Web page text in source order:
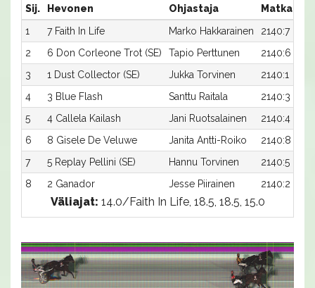
Sij. Hevonen Ohjastaja
1
7 Faith In Life Marko Hakkarainen
2140:7
2
6 Don Corleone Trot (SE) Tapio Perttunen
2140:6
3
1 Dust Collector (SE) Jukka Torvinen
2140:1
4
3 Blue Flash Santtu Raitala
2140:3
5
4 Callela Kailash Jani Ruotsalainen
2140:4
6
8 Gisele De Veluwe Janita Antti-Roiko
2140:8
7
5 Replay Pellini (SE) Hannu Torvinen
2140:5
8
2 Ganador Jesse Piirainen 2140:2
Väliajat: 14.0/Faith In Life, 18.5, 18.5, 15.0